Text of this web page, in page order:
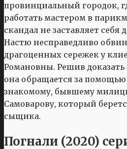
провинциальный городок,
работать мастером в
скандал не заставляет себя
Настю несправедливо
драгоценных сережек у
Романовны. Решив
она обращается за
знакомому, бывшему
Самоварову, который
сыщика.
Погнали (2020)